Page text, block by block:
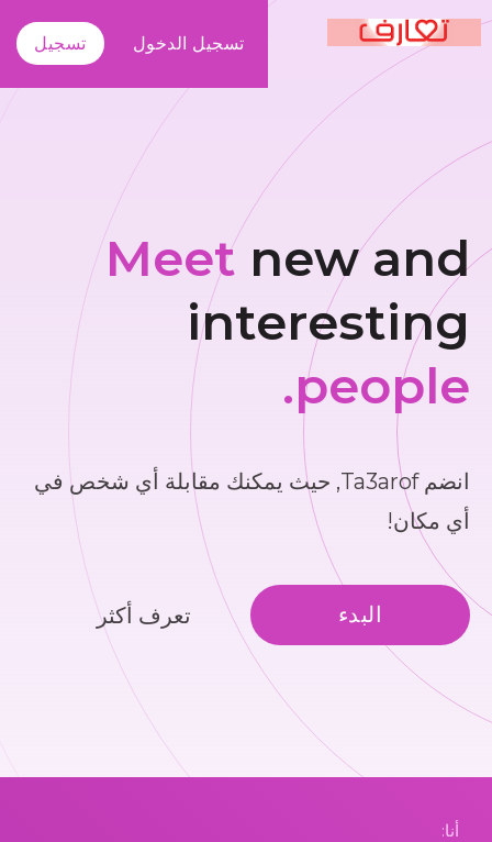
تسجيل الدخول تسجيل
Meetnew and
interesting
people.
انضم Ta3arof, حيث يمكنك مقابلة أي شخص في
أي مكان!
البدء تعرف أكثر
أنا: